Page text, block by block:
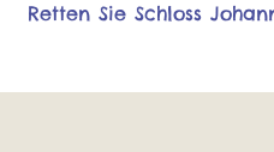
Retten Sie Schloss